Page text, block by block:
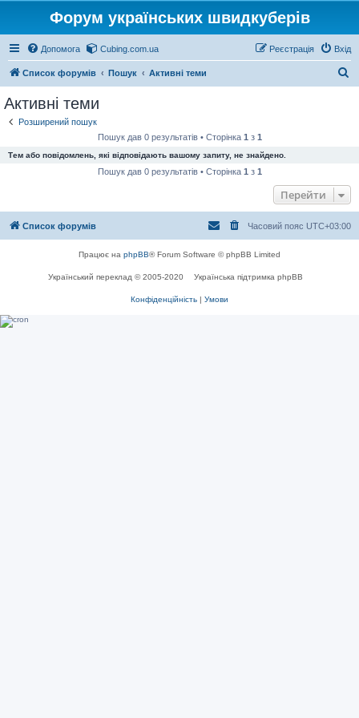
Форум українських швидкуберів
Допомога Cubing.com.ua Вхід
Реєстрація
Список форумів Пошук Активні теми
Активні теми
Розширений пошук
Пошук дав 0 результатів • Сторінка 1 з 1
Тем або повідомлень, які відповідають вашому запиту, не знайдено.
Пошук дав 0 результатів • Сторінка 1 з 1
Перейти
Список форумів Часовий пояс UTC+03:00
Працює на phpBB® Forum Software © phpBB Limited
Український переклад © 2005-2020 Українська підтримка phpBB
Конфіденційність | Умови